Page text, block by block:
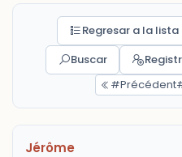
Regresar a la lista
Buscar
Jérôme